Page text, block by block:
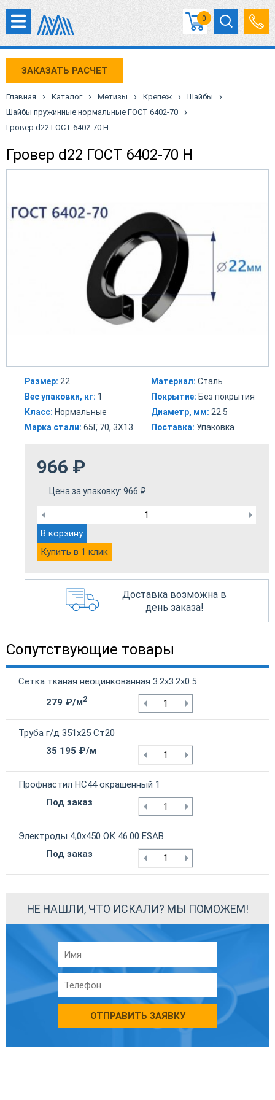
0
ЗАКАЗАТЬ РАСЧЕТ
Главная › Каталог › Метизы › Крепеж › Шайбы ›
Шайбы пружинные нормальные ГОСТ 6402-70 ›
Гровер d22 ГОСТ 6402-70 Н
Гровер d22 ГОСТ 6402-70 Н
Размер: 22
Вес упаковки, кг: 1
Класс: Нормальные
Марка стали: 65Г, 70, 3Х13
Материал: Сталь
Покрытие: Без покрытия
Диаметр, мм: 22.5
Поставка: Упаковка
966 ₽
Цена за упаковку: 966 ₽
В корзину
Купить в 1 клик
Доставка возможна в
день заказа!
Сопутствующие товары
Сетка тканая неоцинкованная 3.2х3.2х0.5
279 ₽/м2
Труба г/д 351х25 Ст20
35 195 ₽/м
Профнастил НС44 окрашенный 1
Под заказ
Электроды 4,0х450 ОК 46.00 ESAB
Под заказ
НЕ НАШЛИ, ЧТО ИСКАЛИ? МЫ ПОМОЖЕМ!
ОТПРАВИТЬ ЗАЯВКУ